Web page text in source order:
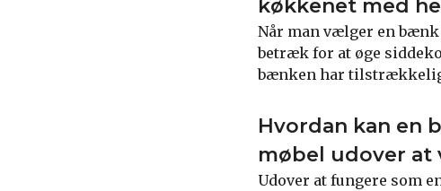
køkkenet med
Når man vælger en
betræk for at øge
bænken har
Hvordan kan en
møbel udover at
Udover at fungere som